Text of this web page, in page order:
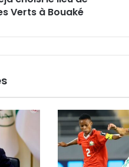
Verts à Bouaké